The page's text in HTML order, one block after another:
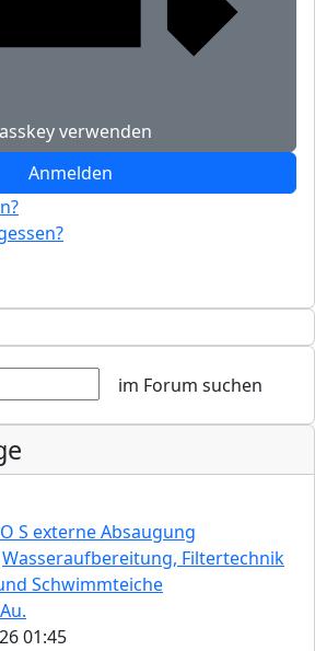
verwenden
Anmelden
S externe Absaugung
Wasseraufbereitung, Filtertechnik
Schwimmteiche
01:45